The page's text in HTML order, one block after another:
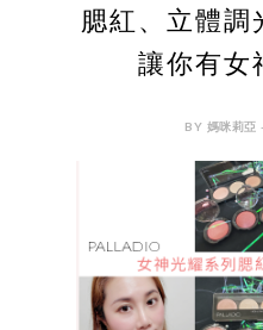
腮紅、立體調
讓你有女
BY 媽咪莉